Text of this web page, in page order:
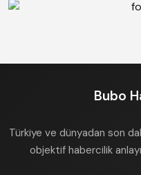
Bubo
Türkiye ve dünyadan son
objektif habercilik